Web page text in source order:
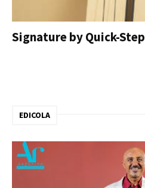
Signature by Quick-Step
EDICOLA